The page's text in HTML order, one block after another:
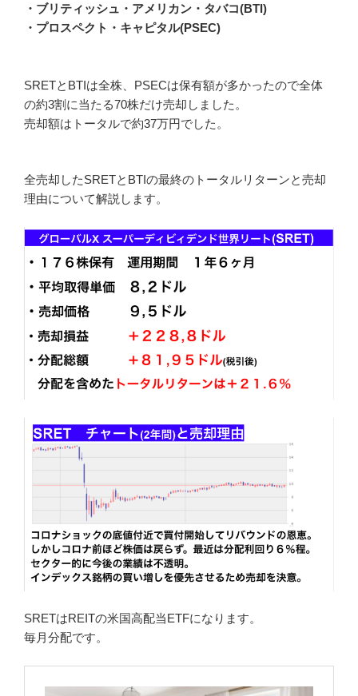
・ブリティッシュ・アメリカン・タバコ(BTI)
・プロスペクト・キャピタル(PSEC)
SRETとBTIは全株、PSECは保有額が多かったので全体
の約3割に当たる70株だけ売却しました。
売却額はトータルで約37万円でした。
全売却したSRETとBTIの最終のトータルリターンと売却
理由について解説します。
SRETはREITの米国高配当ETFになります。
毎月分配です。